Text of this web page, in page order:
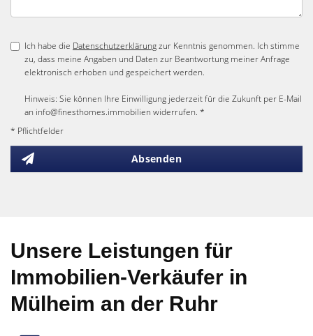
Ich habe die Datenschutzerklärungzur Kenntnis genommen. Ich stimme
zu, dass meine Angaben und Daten zur Beantwortung meiner Anfrage
elektronisch erhoben und gespeichert werden.
Hinweis: Sie können Ihre Einwilligung jederzeit für die Zukunft per E-Mail
an info@finesthomes.immobilien widerrufen. *
* Pflichtfelder
Absenden
Unsere Leistungen für
Immobilien-Verkäufer in
Mülheim an der Ruhr